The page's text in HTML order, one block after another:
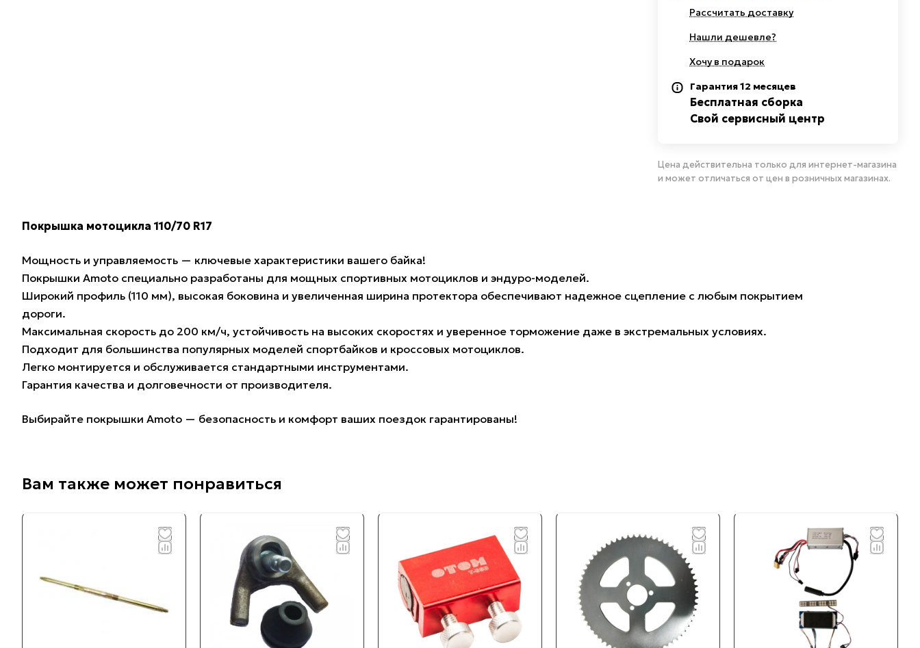
Рассчитать доставку
Нашли дешевле?
Хочу в подарок
Гарантия 12 месяцев
Бесплатная сборка
Свой сервисный центр
Цена действительна только для интернет-магазина
и может отличаться от цен в розничных магазинах.
Покрышка мотоцикла 110/70 R17
Мощность и управляемость — ключевые характеристики вашего байка!
Покрышки Amoto специально разработаны для мощных спортивных мотоциклов и эндуро-моделей.
Широкий профиль (110 мм), высокая боковина и увеличенная ширина протектора обеспечивают надежное сцепление с любым покрытием
дороги.
Максимальная скорость до 200 км/ч, устойчивость на высоких скоростях и уверенное торможение даже в экстремальных условиях.
Подходит для большинства популярных моделей спортбайков и кроссовых мотоциклов.
Легко монтируется и обслуживается стандартными инструментами.
Гарантия качества и долговечности от производителя.
Выбирайте покрышки Amoto — безопасность и комфорт ваших поездок гарантированы!
Вам также может понравиться